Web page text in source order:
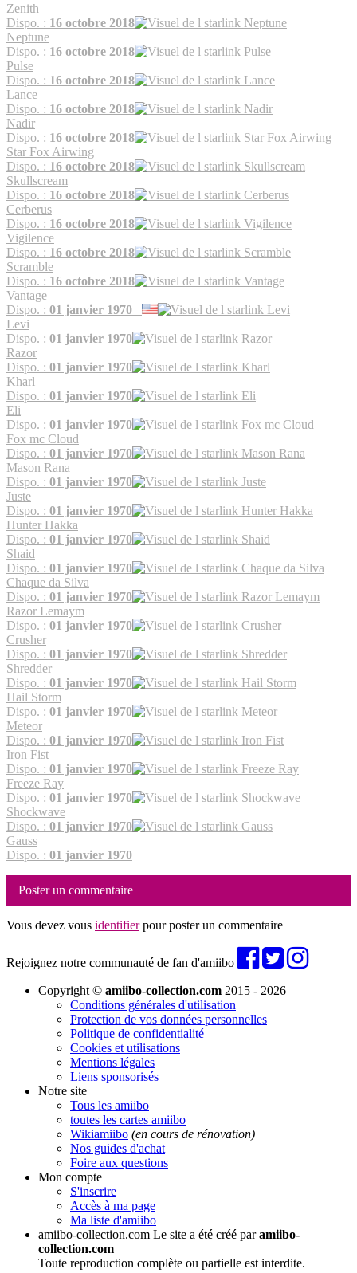
Zenith
Dispo. : 16 octobre 2018
Neptune
Dispo. : 16 octobre 2018
Pulse
Dispo. : 16 octobre 2018
Lance
Dispo. : 16 octobre 2018
Nadir
Dispo. : 16 octobre 2018
Star Fox Airwing
Dispo. : 16 octobre 2018
Skullscream
Dispo. : 16 octobre 2018
Cerberus
Dispo. : 16 octobre 2018
Vigilence
Dispo. : 16 octobre 2018
Scramble
Dispo. : 16 octobre 2018
Vantage
Dispo. : 01 janvier 1970
Levi
Dispo. : 01 janvier 1970
Razor
Dispo. : 01 janvier 1970
Kharl
Dispo. : 01 janvier 1970
Eli
Dispo. : 01 janvier 1970
Fox mc Cloud
Dispo. : 01 janvier 1970
Mason Rana
Dispo. : 01 janvier 1970
Juste
Dispo. : 01 janvier 1970
Hunter Hakka
Dispo. : 01 janvier 1970
Shaid
Dispo. : 01 janvier 1970
Chaque da Silva
Dispo. : 01 janvier 1970
Razor Lemaym
Dispo. : 01 janvier 1970
Crusher
Dispo. : 01 janvier 1970
Shredder
Dispo. : 01 janvier 1970
Hail Storm
Dispo. : 01 janvier 1970
Meteor
Dispo. : 01 janvier 1970
Iron Fist
Dispo. : 01 janvier 1970
Freeze Ray
Dispo. : 01 janvier 1970
Shockwave
Dispo. : 01 janvier 1970
Gauss
Dispo. : 01 janvier 1970
Poster un commentaire
Vous devez vous identifierpour poster un commentaire
Rejoignez notre communauté de fan d'amiibo
Copyright © amiibo-collection.com 2015 - 2026
Conditions générales d'utilisation
Protection de vos données personnelles
Politique de confidentialité
Cookies et utilisations
Mentions légales
Liens sponsorisés
Notre site
Tous les amiibo
toutes les cartes amiibo
Wikiamiibo (en cours de rénovation)
Nos guides d'achat
Foire aux questions
Mon compte
S'inscrire
Accès à ma page
Ma liste d'amiibo
amiibo-collection.com Le site a été créé paramiibo-
collection.com
Toute reproduction complète ou partielle est interdite.